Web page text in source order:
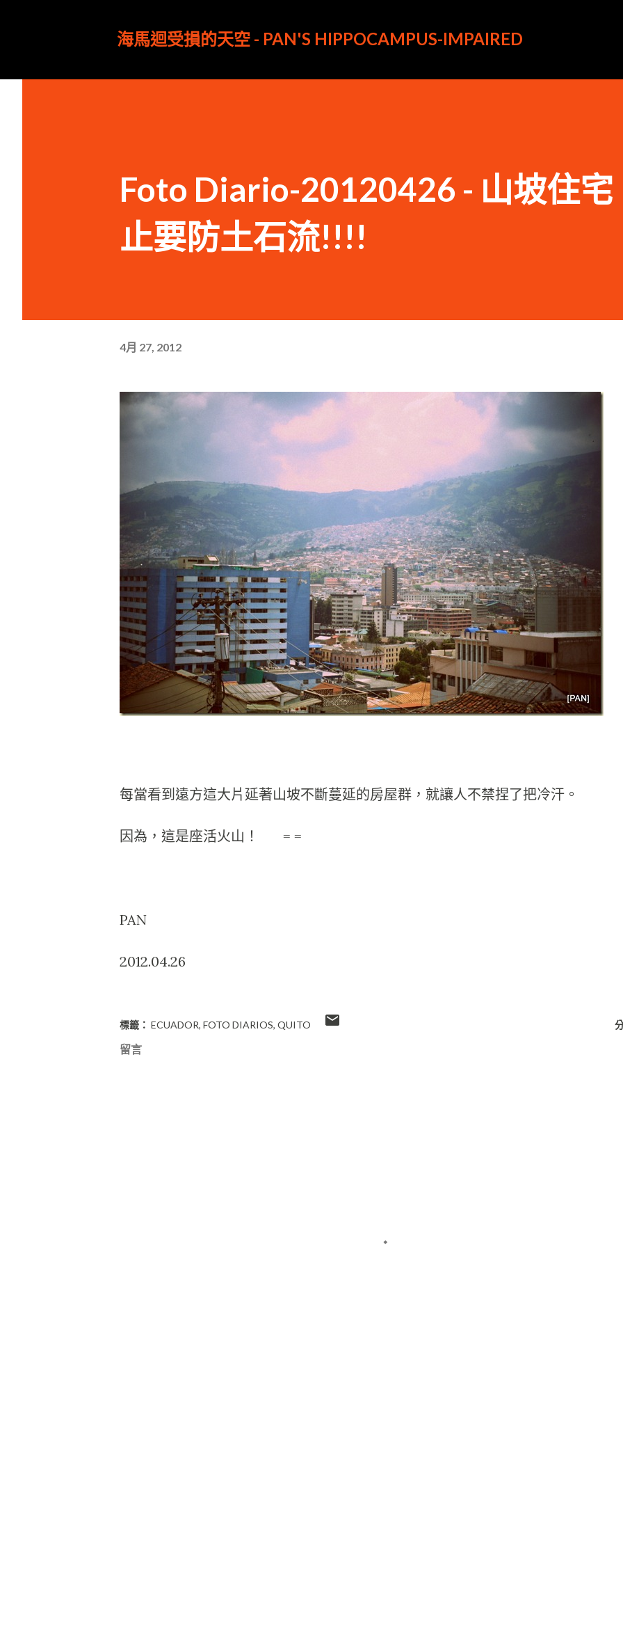
海馬迴受損的天空 - PAN'S HIPPOCAMPUS-IMPAIRED
Foto Diario-20120426 - 山坡住宅
止要防土石流!!!!
4月 27, 2012
每當看到遠方這大片延著山坡不斷蔓延的房屋群，就讓人不禁捏了把冷汗。
因為，這是座活火山！ = =
PAN
2012.04.26
標籤： ECUADOR FOTO DIARIOS QUITO
留言